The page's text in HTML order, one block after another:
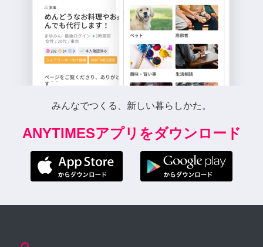
みんなでつくる、新しい暮らしかた。
ANYTIMESアプリをダウンロード